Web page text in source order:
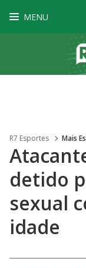
MENU
R7 Esportes Mais
detido
sexual
idade